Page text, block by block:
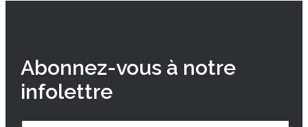
Abonnez-vous à notre
infolettre